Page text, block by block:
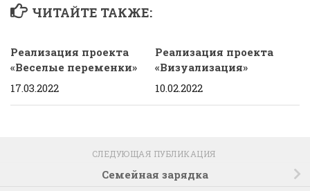
ЧИТАЙТЕ ТАКЖЕ:
Реализация проекта
«Веселые переменки»
17.03.2022
Реализация проекта
«Визуализация»
10.02.2022
СЛЕДУЮЩАЯ ПУБЛИКАЦИЯ
Семейная зарядка